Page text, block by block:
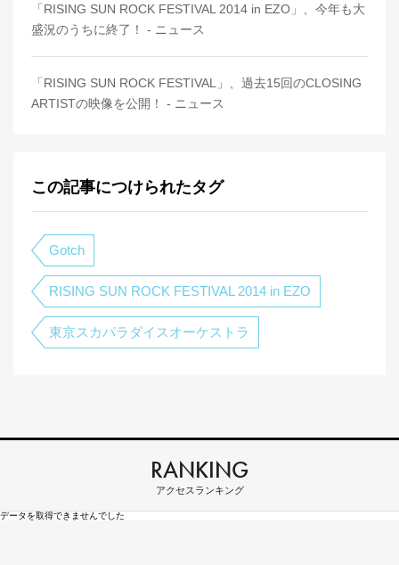
「RISING SUN ROCK FESTIVAL 2014 in EZO」、今年も大
盛況のうちに終了！ - ニュース
「RISING SUN ROCK FESTIVAL」、過去15回のCLOSING
ARTISTの映像を公開！ - ニュース
この記事につけられたタグ
Gotch
RISING SUN ROCK FESTIVAL 2014 in EZO
東京スカパラダイスオーケストラ
RANKING
アクセスランキング
データを取得できませんでした